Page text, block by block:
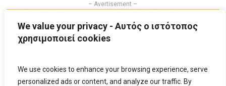
We value your privacy - Αυτός ο ιστότοπος
χρησιμοποιεί cookies
We use cookies to enhance your browsing experience, serve
personalized ads or content, and analyze our traffic. By
– Avertisement –